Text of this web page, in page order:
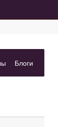
(вкладка)
Блоги(вкладка)